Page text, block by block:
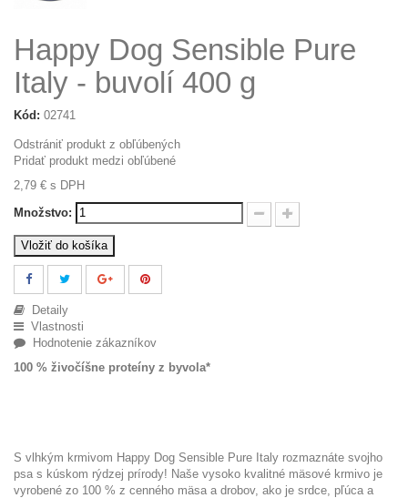
Happy Dog Sensible Pure
Italy - buvolí 400 g
Kód: 02741
Odstrániť produkt z obľúbených
Pridať produkt medzi obľúbené
2,79 € s DPH
Množstvo:
Vložiť do košíka
Detaily
Vlastnosti
Hodnotenie zákazníkov
100 % živočíšne proteíny z byvola*
S vlhkým krmivom Happy Dog Sensible Pure Italy rozmaznáte svojho
psa s kúskom rýdzej prírody! Naše vysoko kvalitné mäsové krmivo je
vyrobené zo 100 % z cenného mäsa a drobov, ako je srdce, pľúca a